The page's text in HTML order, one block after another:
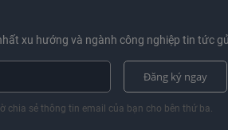
xu hướng và ngành công nghiệp tin tức
Đăng ký ngay
chia sẻ thông tin email của bạn cho bên thứ ba.